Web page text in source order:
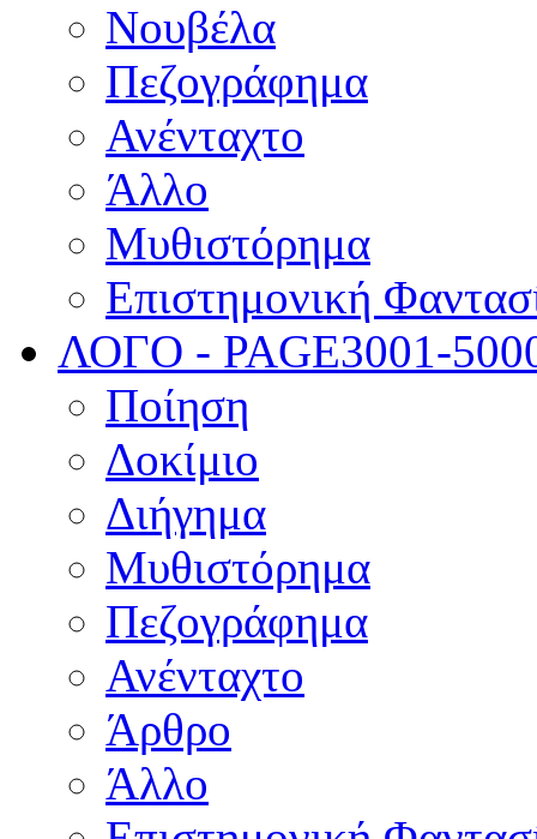
Νουβέλα
Πεζογράφημα
Ανένταχτο
Άλλο
Μυθιστόρημα
Επιστημονική
ΛΟΓΟ - PAGE3001-
Ποίηση
Δοκίμιο
Διήγημα
Μυθιστόρημα
Πεζογράφημα
Ανένταχτο
Άρθρο
Άλλο